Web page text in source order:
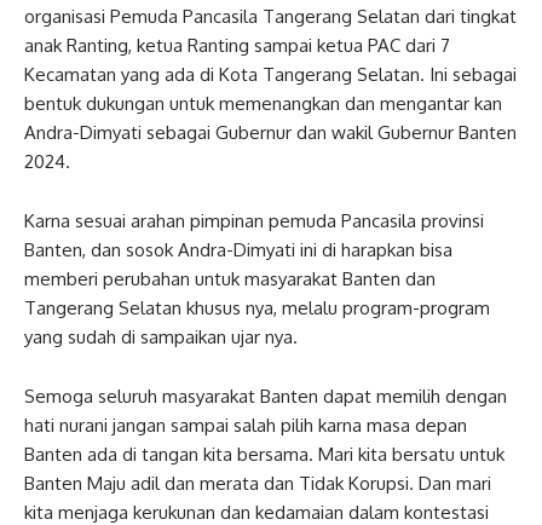
organisasi Pemuda Pancasila Tangerang Selatan dari tingkat
anak Ranting, ketua Ranting sampai ketua PAC dari 7
Kecamatan yang ada di Kota Tangerang Selatan. Ini sebagai
bentuk dukungan untuk memenangkan dan mengantar kan
Andra-Dimyati sebagai Gubernur dan wakil Gubernur Banten
2024.
Karna sesuai arahan pimpinan pemuda Pancasila provinsi
Banten, dan sosok Andra-Dimyati ini di harapkan bisa
memberi perubahan untuk masyarakat Banten dan
Tangerang Selatan khusus nya, melalu program-program
yang sudah di sampaikan ujar nya.
Semoga seluruh masyarakat Banten dapat memilih dengan
hati nurani jangan sampai salah pilih karna masa depan
Banten ada di tangan kita bersama. Mari kita bersatu untuk
Banten Maju adil dan merata dan Tidak Korupsi. Dan mari
kita menjaga kerukunan dan kedamaian dalam kontestasi